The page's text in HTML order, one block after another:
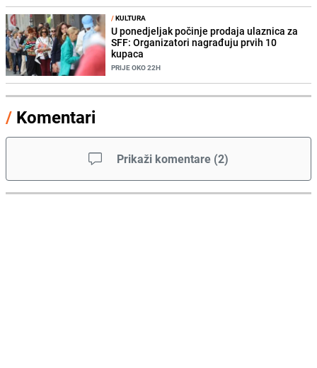
/KULTURA
U ponedjeljak počinje prodaja ulaznica za
SFF: Organizatori nagrađuju prvih 10
kupaca
PRIJE OKO 22H
/ Komentari
Prikaži komentare (2)